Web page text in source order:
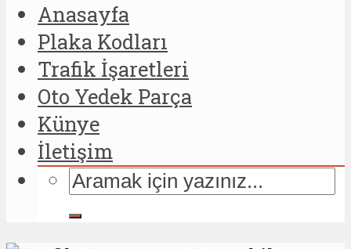
Anasayfa
Plaka Kodları
Trafik İşaretleri
Oto Yedek Parça
Künye
İletişim